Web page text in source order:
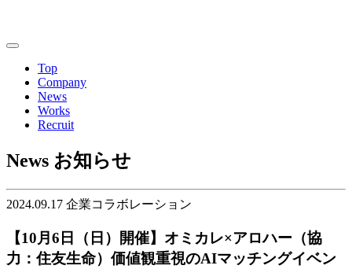
Top
Company
News
Works
Recruit
News お知らせ
2024.09.17 企業コラボレーション
【10月6日（日）開催】オミカレ×アロハー（協
力：住友生命）価値観重視のAIマッチングイベン